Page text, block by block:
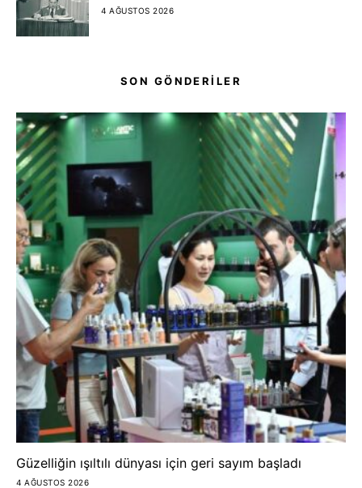
4 AĞUSTOS 2026
SON GÖNDERİLER
Güzelliğin ışıltılı dünyası için geri sayım başladı
4 AĞUSTOS 2026